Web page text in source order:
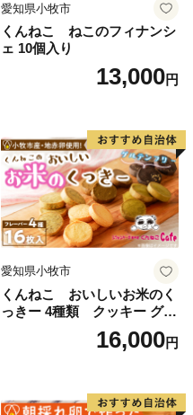
愛知県小牧市
くんねこ ねこのフィナンシ
ェ 10個入り
13,000円
愛知県小牧市
くんねこ おいしいお米のく
っきー 4種類 クッキー グル
16,000円